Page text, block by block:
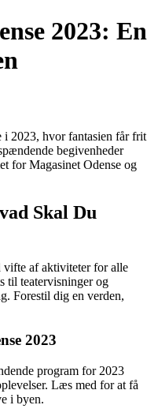
2023: En
i 2023, hvor fantasien får frit
begivenheder
for Magasinet Odense og
Skal Du
vifte af aktiviteter for alle
til teatervisninger og
Forestil dig en verden,
2023
program for 2023
Læs med for at få
i byen.